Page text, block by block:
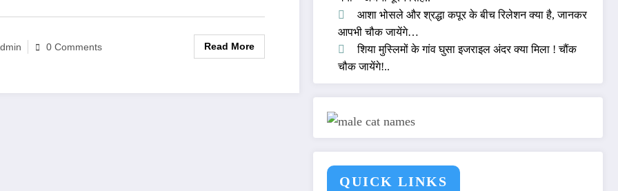
0 Comments Read More
आशा भोसले और श्रद्धा कपूर के बीच रिलेशन क्या है, जानकर
आपभी चौक जायेंगे…
शिया मुस्लिमों के गांव घुसा इजराइल अंदर क्या मिला ! चौंक
चौक जायेंगे!..
QUICK LINKS